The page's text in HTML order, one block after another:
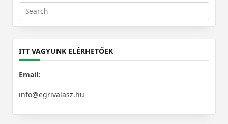
Search
for:
ITT VAGYUNK ELÉRHETŐEK
Email:
info@egrivalasz.hu